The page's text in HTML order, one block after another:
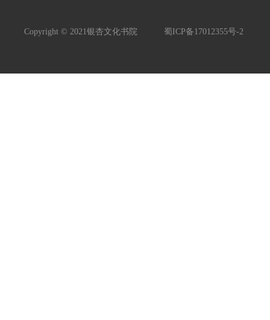
Copyright © 2021银杏文化书院 蜀ICP备17012355号-2